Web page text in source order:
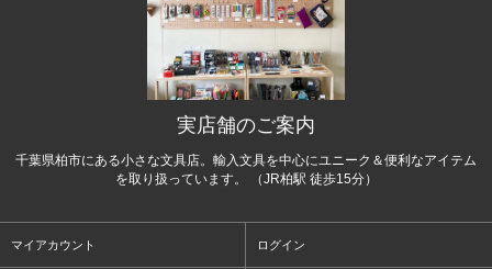
実店舗のご案内
千葉県柏市にある小さな文具店。輸入文具を中心にユニーク＆便利なアイテム
を取り扱っています。 （JR柏駅 徒歩15分）
マイアカウント ログイン